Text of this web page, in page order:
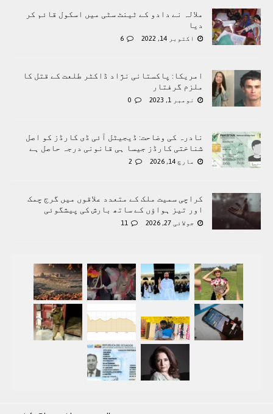
ملالہ نے دادو کے ٹینٹ سٹی میں اسکول قائم کر
دیا
اکتوبر 14, 2022 6
امریکا: پاکستانی نژاد ڈاکٹر طلعت کے قتل کا
ملزم گرفتار
نومبر 1, 2023 0
نادرہ کی وضاحت: ڈیجیٹل آئی ڈی کارڈز کو اصل
شناختی کارڈز جیسا ہی قانونی درجہ حاصل ہے
مارچ 14, 2026 2
کراچی سمیت ملک کے متعدد علاقوں میں گرج چمک
اور تیز ہواؤں کے ساتھ بارش کی پیشگوئی
جولائی 27, 2026 11